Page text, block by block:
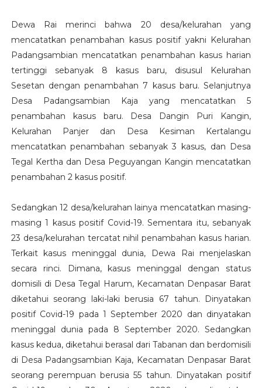
Dewa Rai merinci bahwa 20 desa/kelurahan yang
mencatatkan penambahan kasus positif yakni Kelurahan
Padangsambian mencatatkan penambahan kasus harian
tertinggi sebanyak 8 kasus baru, disusul Kelurahan
Sesetan dengan penambahan 7 kasus baru. Selanjutnya
Desa Padangsambian Kaja yang mencatatkan 5
penambahan kasus baru. Desa Dangin Puri Kangin,
Kelurahan Panjer dan Desa Kesiman Kertalangu
mencatatkan penambahan sebanyak 3 kasus, dan Desa
Tegal Kertha dan Desa Peguyangan Kangin mencatatkan
penambahan 2 kasus positif.
Sedangkan 12 desa/kelurahan lainya mencatatkan masing-
masing 1 kasus positif Covid-19. Sementara itu, sebanyak
23 desa/kelurahan tercatat nihil penambahan kasus harian.
Terkait kasus meninggal dunia, Dewa Rai menjelaskan
secara rinci. Dimana, kasus meninggal dengan status
domisili di Desa Tegal Harum, Kecamatan Denpasar Barat
diketahui seorang laki-laki berusia 67 tahun. Dinyatakan
positif Covid-19 pada 1 September 2020 dan dinyatakan
meninggal dunia pada 8 September 2020. Sedangkan
kasus kedua, diketahui berasal dari Tabanan dan berdomisili
di Desa Padangsambian Kaja, Kecamatan Denpasar Barat
seorang perempuan berusia 55 tahun. Dinyatakan positif